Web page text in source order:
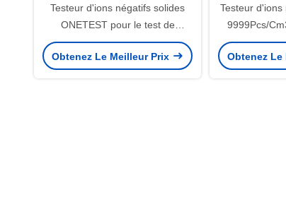
Testeur d'ions négatifs solides
ONETEST pour le test de
revêtement de poudre/feuille
d'ions négatifs
Obtenez Le Meilleur Prix
Testeur d'ions
9999Pcs/
d'ions
Obtenez Le